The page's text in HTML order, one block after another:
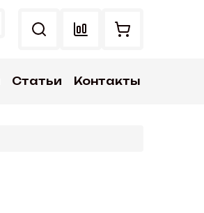
Статьи Контакты